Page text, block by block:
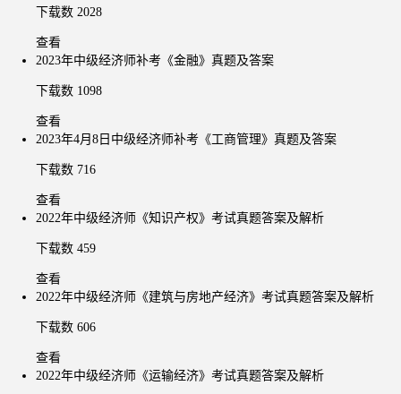
下载数 2028
查看
2023年中级经济师补考《金融》真题及答案
下载数 1098
查看
2023年4月8日中级经济师补考《工商管理》真题及答案
下载数 716
查看
2022年中级经济师《知识产权》考试真题答案及解析
下载数 459
查看
2022年中级经济师《建筑与房地产经济》考试真题答案及解析
下载数 606
查看
2022年中级经济师《运输经济》考试真题答案及解析